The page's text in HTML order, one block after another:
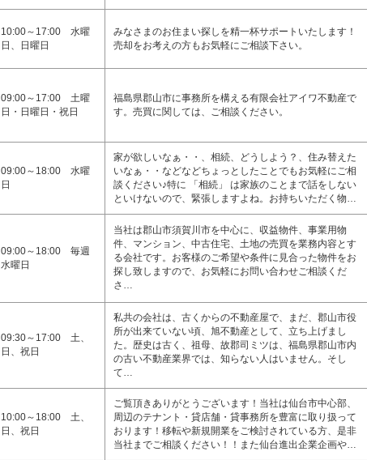
10:00～17:00 水曜
日、日曜日
みなさまのお住まい探しを精一杯サポートいたします！
売却をお考えの方もお気軽にご相談下さい。
09:00～17:00 土曜
日・日曜日・祝日
福島県郡山市に事務所を構える有限会社アイワ不動産で
す。売買に関しては、ご相談ください。
09:00～18:00 水曜
日
家が欲しいなぁ・・、相続、どうしよう？、住み替えた
いなぁ・・などなどちょっとしたことでもお気軽にご相
談ください♪特に 「相続」 は家族のことまで話をしない
といけないので、緊張しますよね。お持ちいただく物…
09:00～18:00 毎週
水曜日
当社は郡山市須賀川市を中心に、収益物件、事業用物
件、マンション、中古住宅、土地の売買を業務内容とす
る会社です。お客様のご希望や条件に見合った物件をお
探し致しますので、お気軽にお問い合わせご相談くだ
さ…
09:30～17:00 土、
日、祝日
私共の会社は、古くからの不動産屋で、まだ、郡山市役
所が出来ていない頃、旭不動産として、立ち上げまし
た。歴史は古く、祖母、故郡司ミツは、福島県郡山市内
の古い不動産業界では、知らない人はいません。そし
て…
10:00～18:00 土、
日、祝日
ご覧頂きありがとうございます！当社は仙台市中心部、
周辺のテナント・貸店舗・貸事務所を豊富に取り扱って
おります！移転や新規開業をご検討されている方、是非
当社までご相談ください！！また仙台進出企業企画や…